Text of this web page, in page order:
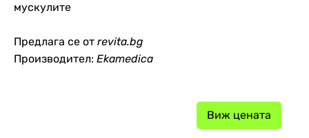
мускулите
Предлага се от revita.bg
Производител: Ekamedica
Виж цената